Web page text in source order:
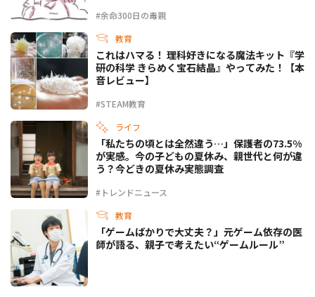
#余命300日の毒親
教育
#STEAM教育
これはハマる！ 理科好きになる魔法キット『学
研の科学 きらめく宝石結晶』やってみた！【本
音レビュー】
ライフ
#トレンドニュース
「私たちの頃とは全然違う…」保護者の73.5%
が実感。今の子どもの夏休み、親世代と何が違
う？今どきの夏休み実態調査
教育
「ゲームばかりで大丈夫？」元ゲーム依存の医
師が語る、親子で考えたい“ゲームルール”